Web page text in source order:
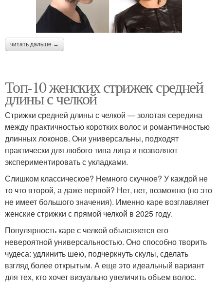
читать дальше →
Топ-10 женских стрижек средней
длины с челкой
Стрижки средней длины с челкой — золотая середина
между практичностью коротких волос и романтичностью
длинных локонов. Они универсальны, подходят
практически для любого типа лица и позволяют
экспериментировать с укладками.
Слишком классическое? Немного скучное? У каждой не
то что второй, а даже первой? Нет, нет, возможно (но это
не имеет большого значения). Именно каре возглавляет
женские стрижки с прямой челкой в 2025 году.
Популярность каре с челкой объясняется его
невероятной универсальностью. Оно способно творить
чудеса: удлинить шею, подчеркнуть скулы, сделать
взгляд более открытым. А еще это идеальный вариант
для тех, кто хочет визуально увеличить объем волос.